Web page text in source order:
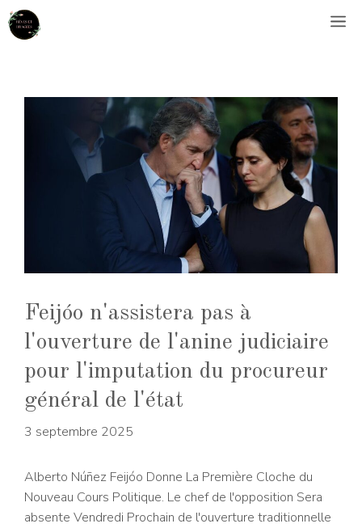
Aller
au
Feijóo n'assistera pas à
l'ouverture de l'anine judiciaire
pour l'imputation du procureur
général de l'état
3 septembre 2025
Alberto Núñez Feijóo Donne La Première Cloche du
Nouveau Cours Politique. Le chef de l'opposition Sera
absente Vendredi Prochain de l'ouverture traditionnelle